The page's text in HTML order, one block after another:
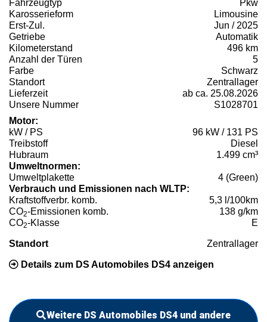
Fahrzeugtyp
Pkw
Karosserieform
Limousine
Erst-Zul.
Jun / 2025
Getriebe
Automatik
Kilometerstand
496 km
Anzahl der Türen
5
Farbe
Schwarz
Standort
Zentrallager
Lieferzeit
ab ca. 25.08.2026
Unsere Nummer
S1028701
Motor:
kW / PS
96 kW / 131 PS
Treibstoff
Diesel
Hubraum
1.499 cm³
Umweltnormen:
Umweltplakette
4 (Green)
Verbrauch und Emissionen nach WLTP:
Kraftstoffverbr. komb.
5,3 l/100km
CO2-Emissionen komb.
138 g/km
CO2-Klasse E
Standort Zentrallager
Details zum DS Automobiles DS4 anzeigen
Weitere DS Automobiles DS4 und andere